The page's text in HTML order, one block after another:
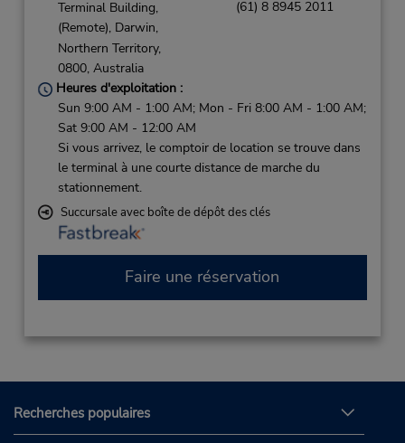
Terminal Building,
(Remote), Darwin,
Northern Territory,
0800, Australia
(61) 8 8945 2011
Heures d'exploitation :
Sun 9:00 AM - 1:00 AM; Mon - Fri 8:00 AM - 1:00 AM;
Sat 9:00 AM - 12:00 AM
Si vous arrivez, le comptoir de location se trouve dans
le terminal à une courte distance de marche du
stationnement.
Succursale avec boîte de dépôt des clés
Faire une réservation
Recherches populaires